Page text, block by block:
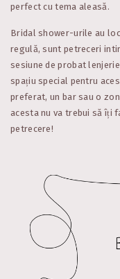
perfect cu tema aleasă.
Bridal shower-urile au
regulă, sunt petreceri
sesiune de probat
spațiu special pentru
preferat, un bar sau o
acesta nu va trebui să îți
petrecere!